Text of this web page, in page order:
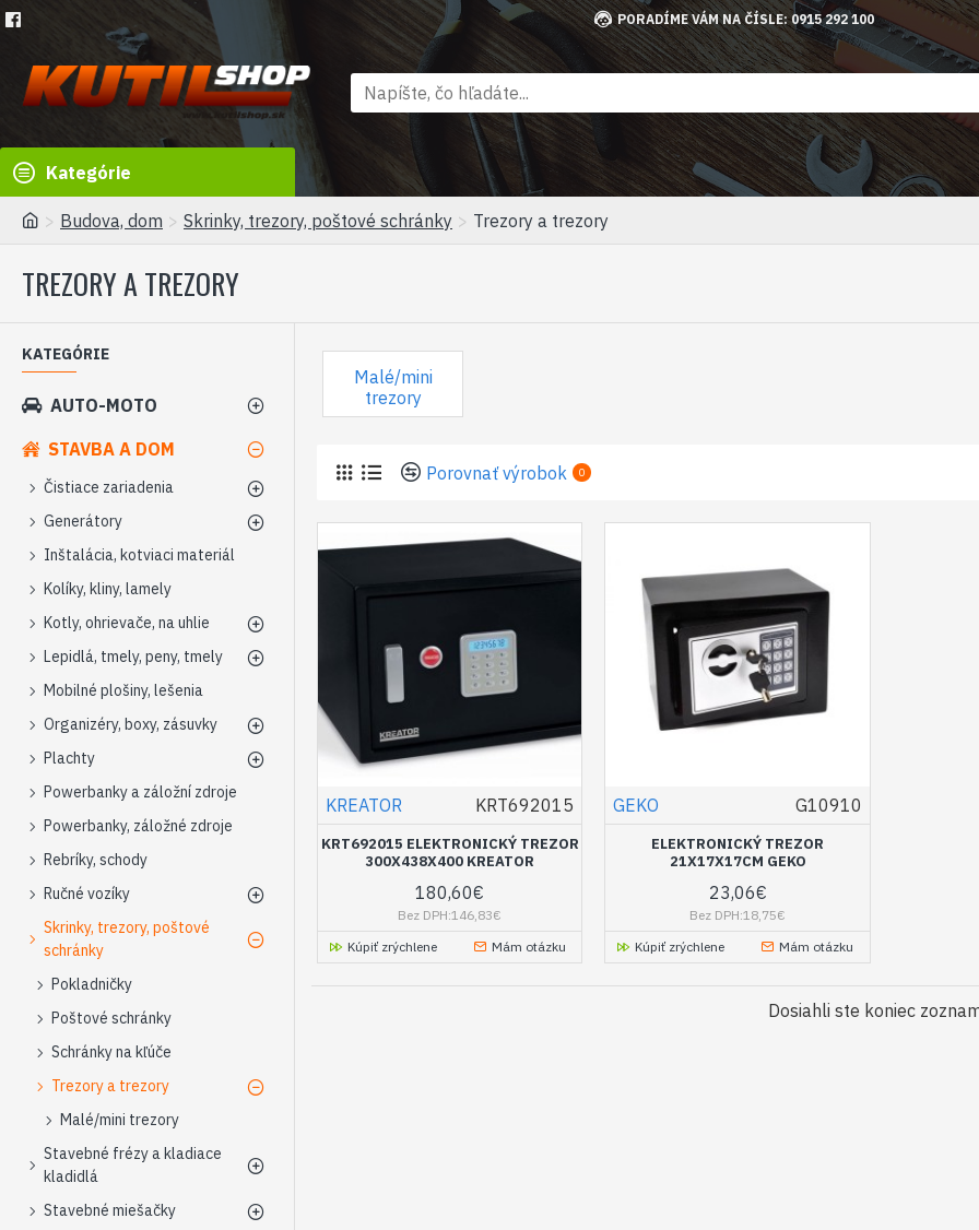
PORADÍME VÁM NA ČÍSLE: 0915 292 100
Kategórie
Budova, dom Skrinky, trezory, poštové schránky Trezory a trezory
TREZORY A TREZORY
KATEGÓRIE
AUTO-MOTO
STAVBA A DOM
Čistiace zariadenia
Generátory
Inštalácia, kotviaci materiál
Kolíky, kliny, lamely
Kotly, ohrievače, na uhlie
Lepidlá, tmely, peny, tmely
Mobilné plošiny, lešenia
Organizéry, boxy, zásuvky
Plachty
Powerbanky a záložní zdroje
Powerbanky, záložné zdroje
Rebríky, schody
Ručné vozíky
Skrinky, trezory, poštové
schránky
Pokladničky
Poštové schránky
Schránky na kľúče
Trezory a trezory
Malé/mini trezory
Stavebné frézy a kladiace
kladidlá
Stavebné miešačky
Malé/mini
trezory
Porovnať výrobok 0
KREATOR KRT692015
KRT692015 ELEKTRONICKÝ TREZOR
300X438X400 KREATOR
180,60€
Bez DPH:146,83€
Kúpiť zrýchlene
Mám otázku
GEKO G10910
ELEKTRONICKÝ TREZOR
21X17X17CM GEKO
23,06€
Bez DPH:18,75€
Kúpiť zrýchlene
Mám otázku
Dosiahli ste koniec